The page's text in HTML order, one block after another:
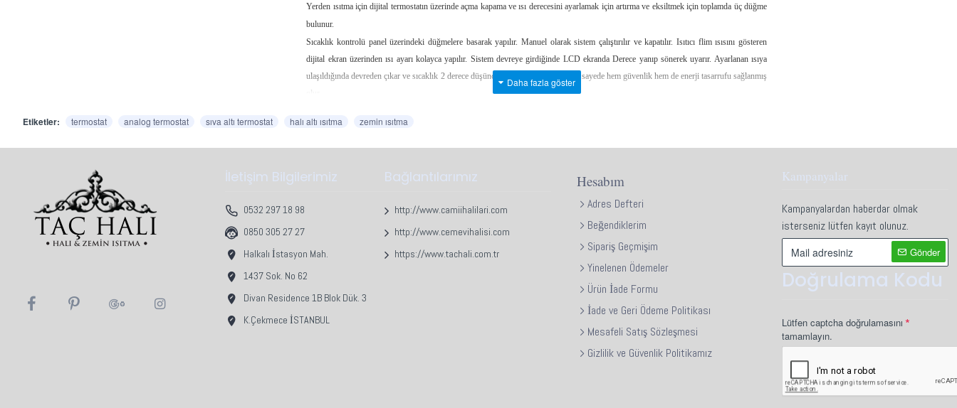
Yerden ısıtma için dijital termostatın üzerinde açma kapama ve ısı derecesini ayarlamak için artırma ve eksiltmek için toplamda üç düğme
bulunur.
Sıcaklık kontrolü panel üzerindeki düğmelere basarak yapılır. Manuel olarak sistem çalıştırılır ve kapatılır. Isıtıcı flim ısısını gösteren
dijital ekran üzerinden ısı ayarı kolayca yapılır. Sistem devreye girdiğinde LCD ekranda Derece yanıp sönerek uyarır. Ayarlanan ısıya
ulaşıldığında devreden çıkar ve sıcaklık 2 derece düşünce tekrar devreye girer. Bu sayede hem güvenlik hem de enerji tasarrufu sağlanmış
olur.
12A.60x100x35mm
Teknik özellikleri:
AC 265V
Kullanım: Ev - Ofis
Ekran tipi:
Etiketler: termostat analog termostat sıva altı termostat halı altı ısıtma zemin ısıtma
İletişim Bilgilerimiz
0532 297 18 98
0850 305 27 27
Halkalı İstasyon Mah.
1437 Sok. No 62
Divan Residence 1B Blok Dük. 3
K.Çekmece İSTANBUL
Bağlantılarımız
http://www.camiihalilari.com
http://www.cemevihalisi.com
https://www.tachali.com.tr
Hesabım
Adres Defteri
Beğendiklerim
Sipariş Geçmişim
Yinelenen Ödemeler
Ürün İade Formu
İade ve Geri Ödeme Politikası
Mesafeli Satış Sözleşmesi
Gizlilik ve Güvenlik Politikamız
Kampanyalar
Kampanyalardan haberdar olmak
isterseniz lütfen kayıt olunuz.
Gönder
Doğrulama Kodu
Lütfen captcha doğrulamasını
tamamlayın.